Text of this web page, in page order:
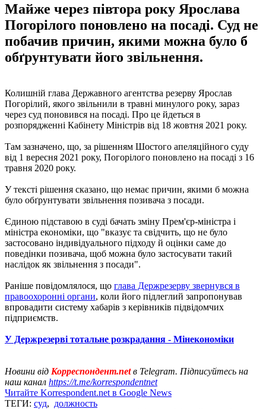
Майже через півтора року Ярослава
Погорілого поновлено на посаді. Суд не
побачив причин, якими можна було б
обґрунтувати його звільнення.
Колишній глава Державного агентства резерву Ярослав
Погорілий, якого звільнили в травні минулого року, зараз
через суд поновився на посаді. Про це йдеться в
розпорядженні Кабінету Міністрів від 18 жовтня 2021 року.
Там зазначено, що, за рішенням Шостого апеляційного суду
від 1 вересня 2021 року, Погорілого поновлено на посаді з 16
травня 2020 року.
У тексті рішення сказано, що немає причин, якими б можна
було обґрунтувати звільнення позивача з посади.
Єдиною підставою в суді бачать зміну Прем'єр-міністра і
міністра економіки, що "вказує та свідчить, що не було
застосовано індивідуального підходу й оцінки саме до
поведінки позивача, щоб можна було застосувати такий
наслідок як звільнення з посади".
Раніше повідомлялося, що глава Держрезерву звернувся в
правоохоронні органи, коли його підлеглий запропонував
впровадити систему хабарів з керівників підвідомчих
підприємств.
У Держрезерві тотальне розкрадання - Мінекономіки
Новини від Корреспондент.netв Telegram. Підписуйтесь на
наш канал https://t.me/korrespondentnet
Читайте Korrespondent.net в Google News
ТЕГИ: суд, должность